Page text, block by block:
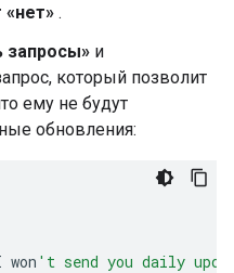
«нет» .
запросы» и
который позволит
ему не будут
обновления:
won 't send you daily